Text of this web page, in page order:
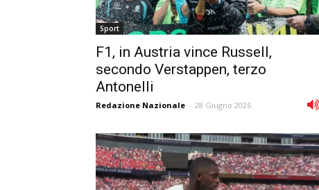
Sport
F1, in Austria vince Russell,
secondo Verstappen, terzo
Antonelli
Redazione Nazionale - 28 Giugno 2026